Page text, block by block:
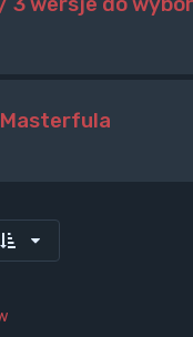
Masterfula